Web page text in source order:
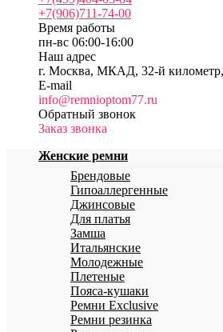
+7(906)711-74-00
Время работы
пн-вс 06:00-16:00
Наш адрес
г. Москва, МКАД, 32-й
E-mail
info@remnioptom77.ru
Обратный звонок
Заказ звонка
Женские ремни
Брендовые
Гипоаллергенные
Джинсовые
Для платья
Замша
Итальянские
Молодежные
Плетеные
Пояса-кушаки
Ремни Exclusive
Ремни резинка